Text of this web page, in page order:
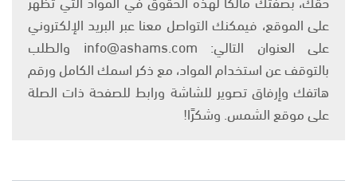
على الموقع، فيمكنك التواصل معنا عبر البريد الإلكتروني
على العنوان التالي: info@ashams.com والطلب
بالتوقف عن استخدام المواد، مع ذكر اسمك الكامل ورقم
هاتفك وإرفاق تصوير للشاشة ورابط للصفحة ذات الصلة
على موقع الشمس. وشكرًا!